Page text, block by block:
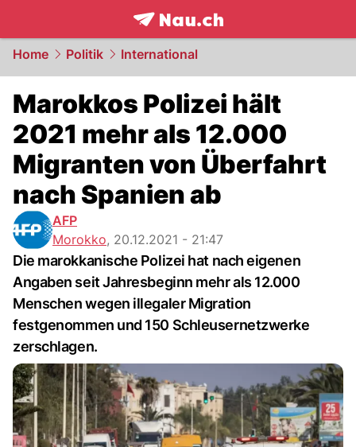
frontpage.NAU.ch
Home Politik International
Marokkos Polizei hält
2021 mehr als 12.000
Migranten von Überfahrt
nach Spanien ab
AFP
Morokko, 20.12.2021 - 21:47
Die marokkanische Polizei hat nach eigenen
Angaben seit Jahresbeginn mehr als 12.000
Menschen wegen illegaler Migration
festgenommen und 150 Schleusernetzwerke
zerschlagen.